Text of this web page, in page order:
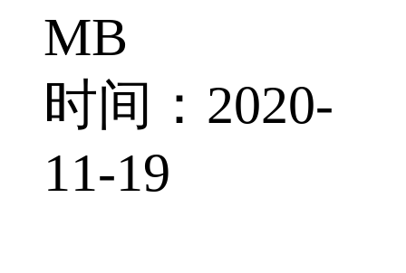
MB
时间：2020-
11-19